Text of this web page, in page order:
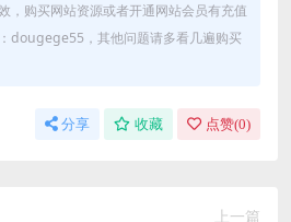
，购买网站资源或者开通网站会员有充值
dougege55，其他问题请多看几遍购买
分享 收藏 点赞(0)
上一篇